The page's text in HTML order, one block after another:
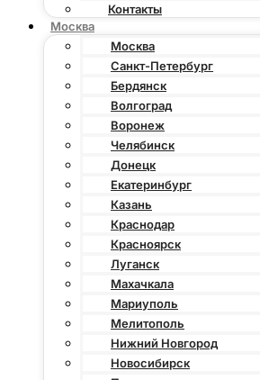
Контакты
Москва
Москва
Санкт-Петербург
Бердянск
Волгоград
Воронеж
Челябинск
Донецк
Екатеринбург
Казань
Краснодар
Красноярск
Луганск
Махачкала
Мариуполь
Мелитополь
Нижний Новгород
Новосибирск